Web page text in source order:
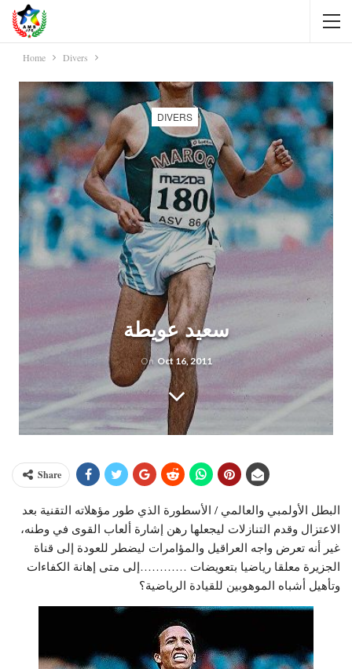
Home Divers
DIVERS
سعيد عويطة
On Oct 16, 2011
Share
البطل الأولمبي والعالمي / الأسطورة الذي طور مؤهلاته التقنية بعد
الاعتزال وقدم التنازلات ليجعلها رهن إشارة ألعاب القوى في وطنه،
غير أنه تعرض واجه العراقيل والمؤامرات ليضطر للعودة إلى قناة
الجزيرة معلقا رياضيا بتعويضات …………إلى متى إهانة الكفاءات
وتأهيل أشباه الموهوبين للقيادة الرياضية؟